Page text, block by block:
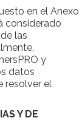
en el Anexo
considerado
las
y
datos
resolver el
Y DE